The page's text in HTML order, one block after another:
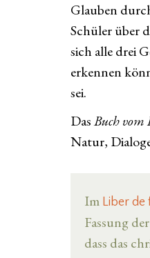
Glauben
Schüler über
sich alle drei
erkennen
sei.
DasBuch vom
Natur,
Im Liber de
Fassung
dass das